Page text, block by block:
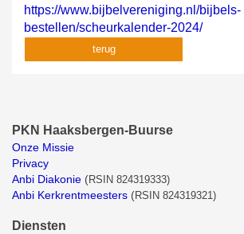
https://www.bijbelvereniging.nl/bijbels-
bestellen/scheurkalender-2024/
terug
PKN Haaksbergen-Buurse
Onze Missie
Privacy
Anbi Diakonie (RSIN 824319333)
Anbi Kerkrentmeesters (RSIN 824319321)
Diensten